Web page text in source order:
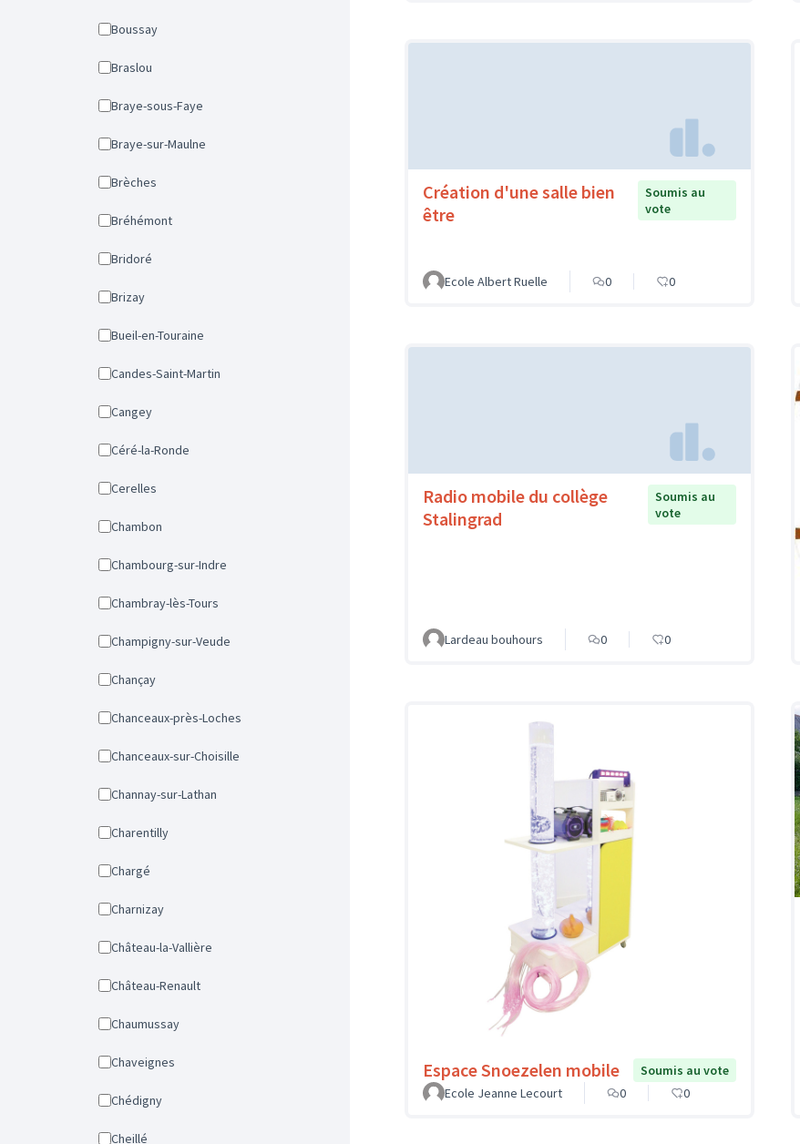
Boussay
Braslou
Braye-sous-Faye
Braye-sur-Maulne
Brèches
Bréhémont
Bridoré
Brizay
Bueil-en-Touraine
Candes-Saint-Martin
Cangey
Céré-la-Ronde
Cerelles
Chambon
Chambourg-sur-Indre
Chambray-lès-Tours
Champigny-sur-Veude
Chançay
Chanceaux-près-Loches
Chanceaux-sur-Choisille
Channay-sur-Lathan
Charentilly
Chargé
Charnizay
Château-la-Vallière
Château-Renault
Chaumussay
Chaveignes
Chédigny
Cheillé
Création d'une salle bien
être
Soumis au
vote
Ecole Albert Ruelle 0 0
Radio mobile du collège
Stalingrad
Soumis au
vote
Lardeau bouhours 0 0
Espace Snoezelen mobile
Soumis au vote
Ecole Jeanne Lecourt
0 0